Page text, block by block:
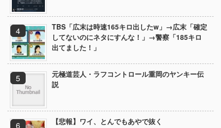
TBS「広末は時速165キロ出したw」→広末「確定
してないのにネタにすんな！」→警察「185キロ
出てました！」
元極道芸人・ラフコントロール重岡のヤンキー伝
説
【悲報】ワイ、とんでもあやで抜く